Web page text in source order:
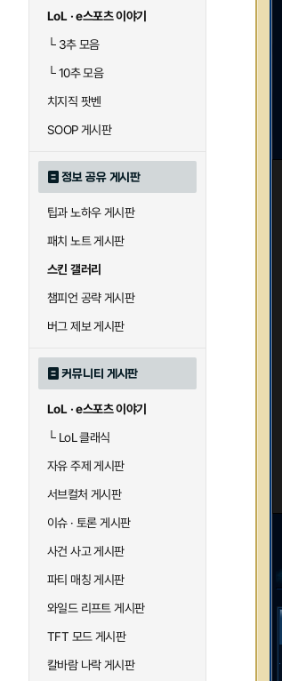
LoL · e스포츠 이야기
└3추 모음
└10추 모음
치지직 팟벤
SOOP 게시판
정보 공유 게시판
팁과 노하우 게시판
패치 노트 게시판
스킨 갤러리
챔피언 공략 게시판
버그 제보 게시판
커뮤니티 게시판
LoL · e스포츠 이야기
└LoL 클래식
자유 주제 게시판
서브컬처 게시판
이슈 · 토론 게시판
사건 사고 게시판
파티 매칭 게시판
와일드 리프트 게시판
TFT 모드 게시판
칼바람 나락 게시판